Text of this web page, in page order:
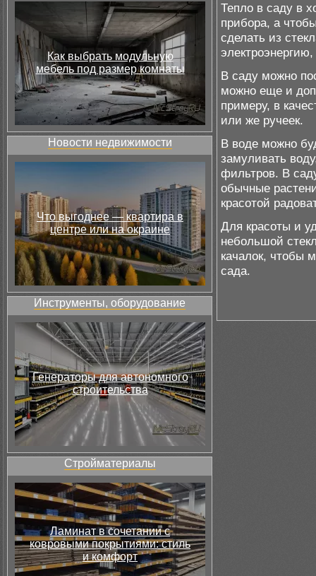
Как выбрать модульную
мебель под размер комнаты
Новости недвижимости
Что выгоднее — квартира в
центре или на окраине
Инструменты, оборудование
Генераторы для автономного
строительства
Стройматериалы
Ламинат в сочетании с
ковровыми покрытиями: стиль
и комфорт
Тепло в саду в
прибора, а
сделать из
В саду можно
можно еще и
примеру, в
или же ручеек.
В воде можно
замуливать
фильтров. В
обычные
красотой
Для красоты и
небольшой
качалок, чтобы
сада.